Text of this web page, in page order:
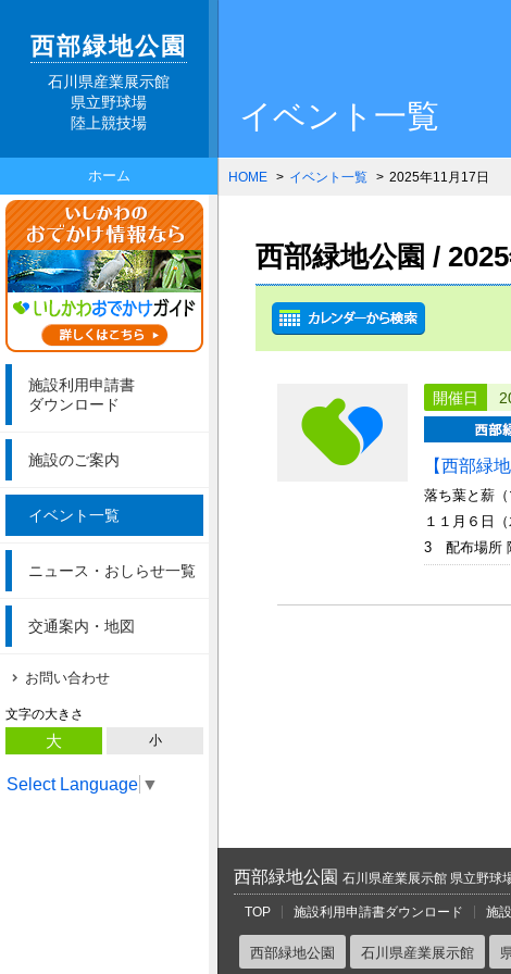
西部緑地公園
石川県産業展示館
県立野球場
陸上競技場
ホーム
施設利用申請書
ダウンロード
施設のご案内
イベント一覧
ニュース・おしらせ一覧
交通案内・地図
お問い合わせ
文字の大きさ
大 小
Select Language ▼
イベント一覧
HOME イベント一覧 2025年11月17日
西部緑地公園 /
開催日
【西部緑
落ち葉と薪
１１月６日
3 配布場所
西部緑地公園 石川県産業展示館 県立野球
TOP 施設利用申請書ダウンロード 施
西部緑地公園 石川県産業展示館